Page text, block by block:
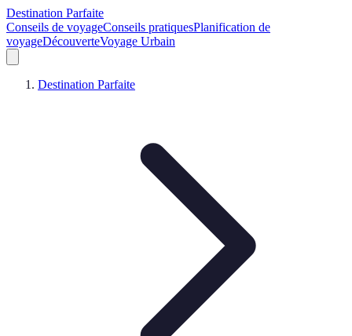
Destination Parfaite
Conseils de voyageConseils pratiquesPlanification de
voyageDécouverteVoyage Urbain
Destination Parfaite